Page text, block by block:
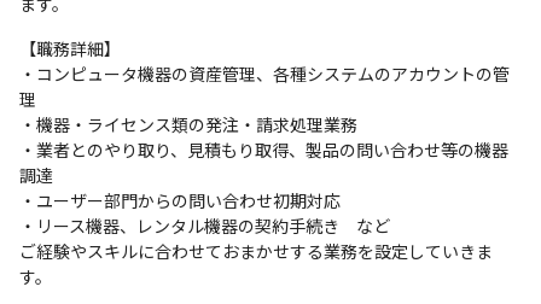
【職務詳細】
・コンピュータ機器の資産管理、各種システムのアカウントの管
理
・機器・ライセンス類の発注・請求処理業務
・業者とのやり取り、見積もり取得、製品の問い合わせ等の機器
調達
・ユーザー部門からの問い合わせ初期対応
・リース機器、レンタル機器の契約手続き　など
ご経験やスキルに合わせておまかせする業務を設定していきま
す。